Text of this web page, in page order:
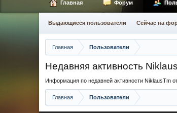
Главная Пользователи
Недавняя активность
Информация по недавней активности NiklausTm
Главная Пользователи
Главная Форум
Выдающиеся пользователи Сейчас на